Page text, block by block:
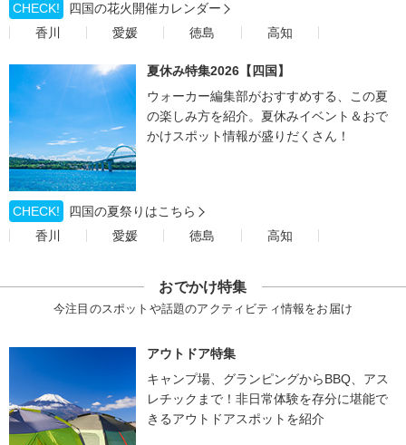
CHECK!
四国の花火開催カレンダー
香川
愛媛 徳島 高知
夏休み特集2026【四国】
ウォーカー編集部がおすすめする、この夏
の楽しみ方を紹介。夏休みイベント＆おで
かけスポット情報が盛りだくさん！
CHECK!
四国の夏祭りはこちら
香川
愛媛 徳島 高知
おでかけ特集
今注目のスポットや話題のアクティビティ情報をお届け
アウトドア特集
キャンプ場、グランピングからBBQ、アス
レチックまで！非日常体験を存分に堪能で
きるアウトドアスポットを紹介